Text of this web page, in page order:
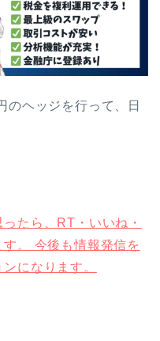
のヘッジを行って、日
たら、RT・いいね・
。 今後も情報発信を
になります。